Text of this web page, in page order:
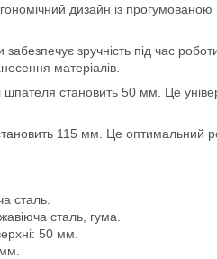
дизайн із
зручність під час
матеріалів.
становить 50 мм. Це
115 мм. Це оптимальний
сталь.
сталь, гума.
50 мм.